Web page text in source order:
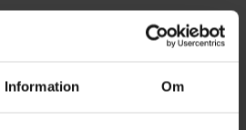
Information Om